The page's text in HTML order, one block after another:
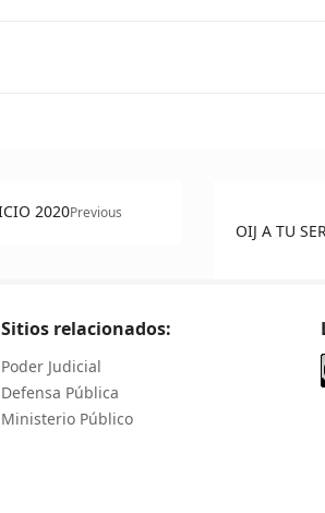
Previous
2020
OIJ A TU
Sitios relacionados:
Poder Judicial
Defensa Pública
Ministerio Público